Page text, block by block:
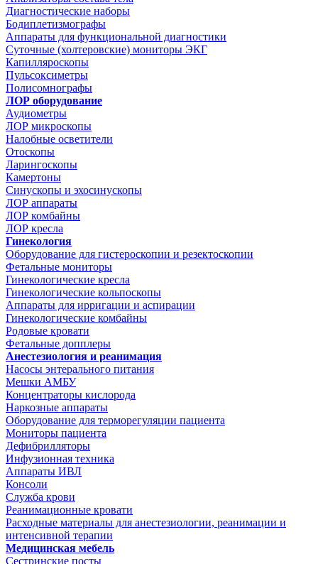
Диагностические наборы
Бодиплетизмографы
Аппараты для функциональной диагностики
Суточные (холтеровские) мониторы ЭКГ
Капилляроскопы
Пульсоксиметры
Полисомнографы
ЛОР оборудование
Аудиометры
ЛОР микроскопы
Налобные осветители
Отоскопы
Ларингоскопы
Камертоны
Синускопы и эхосинускопы
ЛОР аппараты
ЛОР комбайны
ЛОР кресла
Гинекология
Оборудование для гистероскопии и резектоскопии
Фетальные мониторы
Гинекологические кресла
Гинекологические кольпоскопы
Аппараты для ирригации и аспирации
Гинекологические комбайны
Родовые кровати
Фетальные допплеры
Анестезиология и реанимация
Насосы энтерального питания
Мешки АМБУ
Концентраторы кислорода
Наркозные аппараты
Оборудование для терморегуляции пациента
Мониторы пациента
Дефибрилляторы
Инфузионная техника
Аппараты ИВЛ
Консоли
Служба крови
Реанимационные кровати
Расходные материалы для анестезиологии, реанимации и
интенсивной терапии
Медицинская мебель
Сестринские посты